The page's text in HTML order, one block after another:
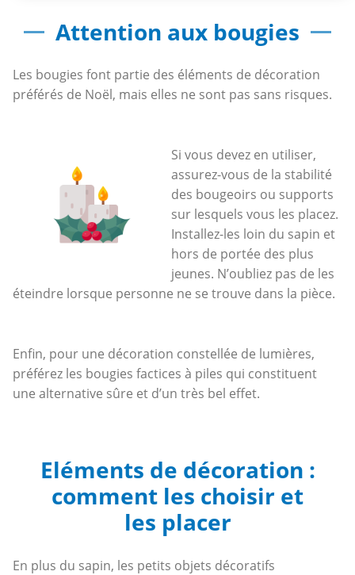
Attention aux bougies
Les bougies font partie des éléments de décoration
préférés de Noël, mais elles ne sont pas sans risques.
Si vous devez en utiliser,
assurez-vous de la stabilité
des bougeoirs ou supports
sur lesquels vous les placez.
Installez-les loin du sapin et
hors de portée des plus
jeunes. N’oubliez pas de les
éteindre lorsque personne ne se trouve dans la pièce.
Enfin, pour une décoration constellée de lumières,
préférez les bougies factices à piles qui constituent
une alternative sûre et d’un très bel effet.
Eléments de décoration :
comment les choisir et
les placer
En plus du sapin, les petits objets décoratifs